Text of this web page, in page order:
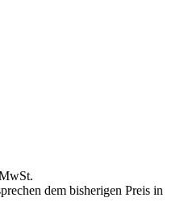
dem bisherigen Preis in